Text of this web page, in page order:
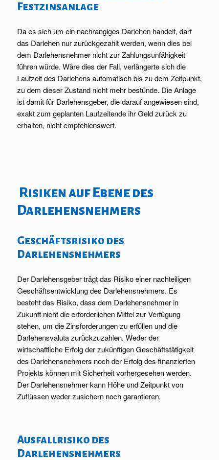
Festzinsanlage
Da es sich um ein nachrangiges Darlehen handelt, darf
das Darlehen nur zurückgezahlt werden, wenn dies bei
dem Darlehensnehmer nicht zur Zahlungsunfähigkeit
führen würde. Wäre dies der Fall, verlängerte sich die
Laufzeit des Darlehens automatisch bis zu dem Zeitpunkt,
zu dem dieser Zustand nicht mehr bestünde. Die Anlage
ist damit für Darlehensgeber, die darauf angewiesen sind,
exakt zum geplanten Laufzeitende ihr Geld zurück zu
erhalten, nicht empfehlenswert.
Risiken auf Ebene des
Darlehensnehmers
Geschäftsrisiko des
Darlehensnehmers
Der Darlehensgeber trägt das Risiko einer nachteiligen
Geschäftsentwicklung des Darlehensnehmers. Es
besteht das Risiko, dass dem Darlehensnehmer in
Zukunft nicht die erforderlichen Mittel zur Verfügung
stehen, um die Zinsforderungen zu erfüllen und die
Darlehensvaluta zurückzuzahlen. Weder der
wirtschaftliche Erfolg der zukünftigen Geschäftstätigkeit
des Darlehensnehmers noch der Erfolg des finanzierten
Projekts können mit Sicherheit vorhergesehen werden.
Der Darlehensnehmer kann Höhe und Zeitpunkt von
Zuflüssen weder zusichern noch garantieren.
Ausfallrisiko des
Darlehensnehmers